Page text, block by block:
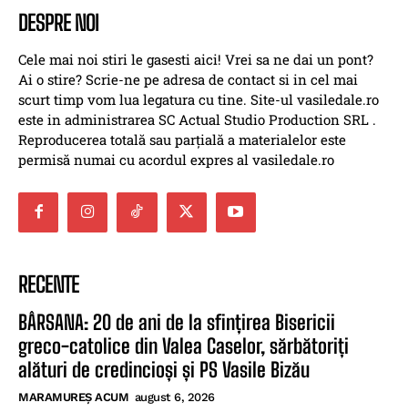
DESPRE NOI
Cele mai noi stiri le gasesti aici! Vrei sa ne dai un pont?
Ai o stire? Scrie-ne pe adresa de contact si in cel mai
scurt timp vom lua legatura cu tine. Site-ul vasiledale.ro
este in administrarea SC Actual Studio Production SRL .
Reproducerea totală sau parțială a materialelor este
permisă numai cu acordul expres al vasiledale.ro
RECENTE
BÂRSANA: 20 de ani de la sfințirea Bisericii
greco-catolice din Valea Caselor, sărbătoriți
alături de credincioși și PS Vasile Bizău
MARAMUREȘ ACUM august 6, 2026